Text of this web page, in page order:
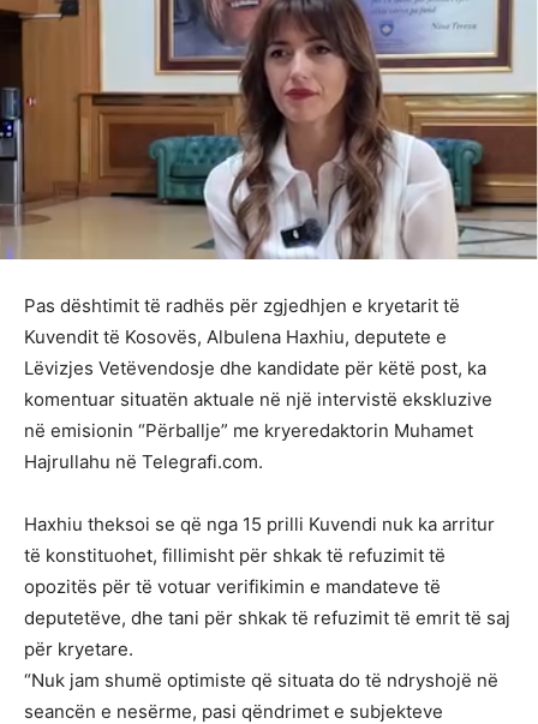
Pas dështimit të radhës për zgjedhjen e kryetarit të
Kuvendit të Kosovës, Albulena Haxhiu, deputete e
Lëvizjes Vetëvendosje dhe kandidate për këtë post, ka
komentuar situatën aktuale në një intervistë ekskluzive
në emisionin “Përballje” me kryeredaktorin Muhamet
Hajrullahu në Telegrafi.com.
Haxhiu theksoi se që nga 15 prilli Kuvendi nuk ka arritur
të konstituohet, fillimisht për shkak të refuzimit të
opozitës për të votuar verifikimin e mandateve të
deputetëve, dhe tani për shkak të refuzimit të emrit të saj
për kryetare.
“Nuk jam shumë optimiste që situata do të ndryshojë në
seancën e nesërme, pasi qëndrimet e subjekteve